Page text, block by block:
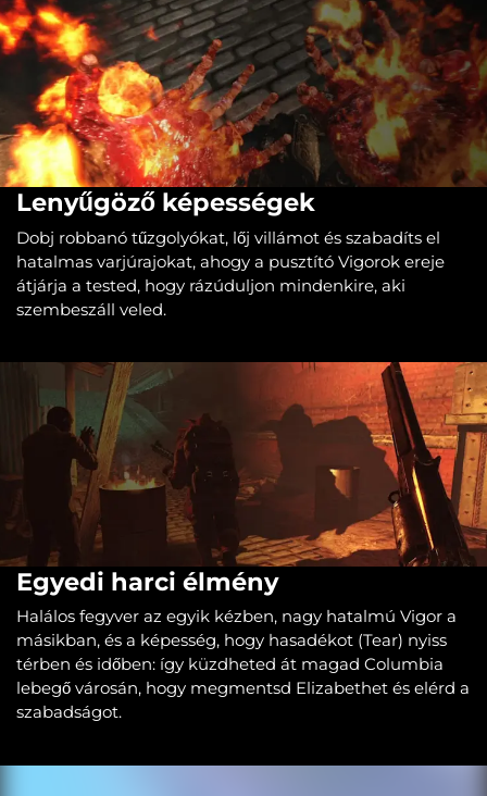
Lenyűgöző képességek
Dobj robbanó tűzgolyókat, lőj villámot és szabadíts el
hatalmas varjúrajokat, ahogy a pusztító Vigorok ereje
átjárja a tested, hogy rázúduljon mindenkire, aki
szembeszáll veled.
Egyedi harci élmény
Halálos fegyver az egyik kézben, nagy hatalmú Vigor a
másikban, és a képesség, hogy hasadékot (Tear) nyiss
térben és időben: így küzdheted át magad Columbia
lebegő városán, hogy megmentsd Elizabethet és elérd a
szabadságot.